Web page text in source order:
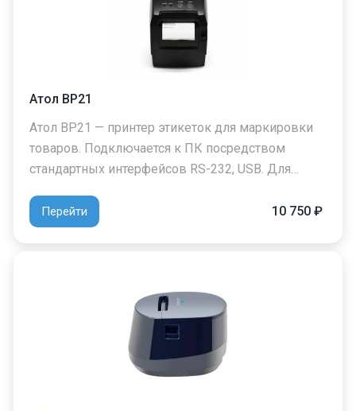
Атол BP21
Атол BP21 — принтер этикеток для маркировки
товаров. Подключается к ПК посредством
стандартных интерфейсов RS-232, USB. Для…
Перейти 10 750 ₽